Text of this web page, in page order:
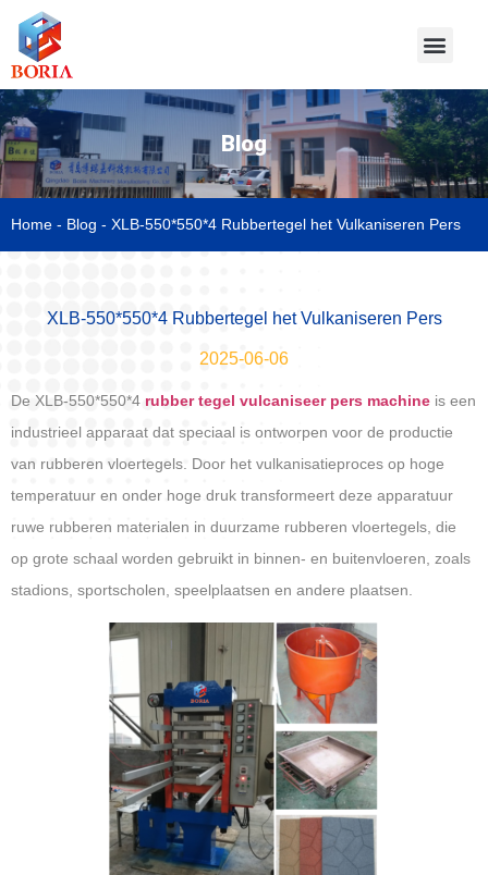
Blog
Home - Blog - XLB-550*550*4 Rubbertegel het Vulkaniseren Pers
XLB-550*550*4 Rubbertegel het Vulkaniseren Pers
2025-06-06
De XLB-550*550*4 rubber tegel vulcaniseer pers machine is een
industrieel apparaat dat speciaal is ontworpen voor de productie
van rubberen vloertegels. Door het vulkanisatieproces op hoge
temperatuur en onder hoge druk transformeert deze apparatuur
ruwe rubberen materialen in duurzame rubberen vloertegels, die
op grote schaal worden gebruikt in binnen- en buitenvloeren, zoals
stadions, sportscholen, speelplaatsen en andere plaatsen.